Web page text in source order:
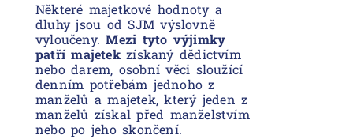
Některé majetkové hodnoty a
dluhy jsou od SJM výslovně
vyloučeny.Mezi tyto výjimky
patří majetekzískaný dědictvím
nebo darem, osobní věci sloužící
denním potřebám jednoho z
manželů a majetek, který jeden z
manželů získal před manželstvím
nebo po jeho skončení.